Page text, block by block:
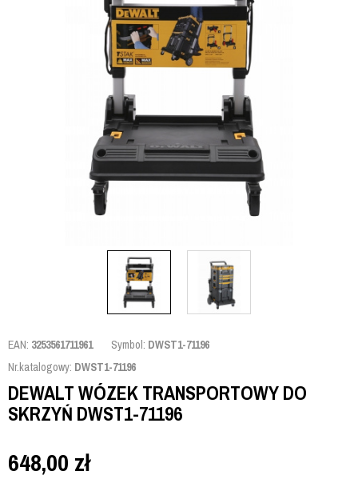
EAN: 3253561711961 Symbol: DWST1-71196
Nr.katalogowy: DWST1-71196
DEWALT WÓZEK TRANSPORTOWY DO
SKRZYŃ DWST1-71196
648,00 zł